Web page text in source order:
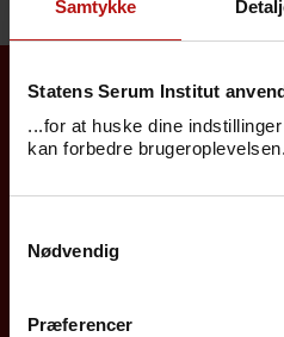
Samtykke
Statens Serum Institut
...for at huske dine
kan forbedre brugeroplevelsen.
Nødvendig
Præferencer
Borgere
Rejsevaccination